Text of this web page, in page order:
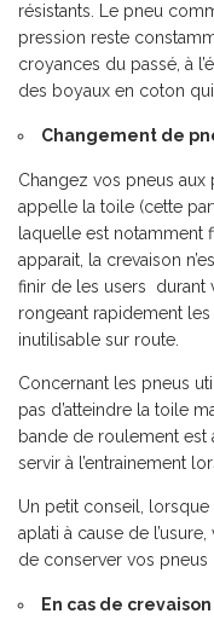
résistants. Le pneu
pression reste
croyances du passé, à
des boyaux en coton
Changement de
Changez vos pneus aux
appelle la toile (cette
laquelle est notamment
apparait, la crevaison
finir de les users durant
rongeant rapidement
inutilisable sur route.
Concernant les pneus
pas d’atteindre la toile
bande de roulement est
servir à l’entrainement
Un petit conseil,
aplati à cause de
de conserver vos
En cas de crevaison